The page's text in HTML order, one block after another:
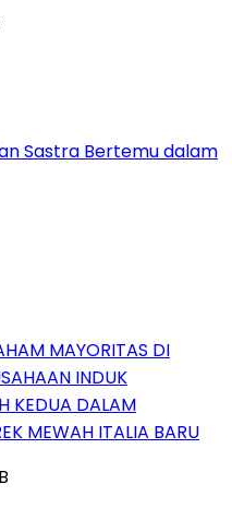
Sastra Bertemu dalam
MAYORITAS DI
INDUK
KEDUA DALAM
MEWAH ITALIA BARU